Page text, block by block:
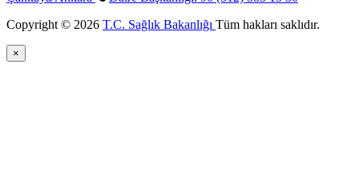
Copyright © 2026 T.C. Sağlık Bakanlığı Tüm hakları saklıdır.
×